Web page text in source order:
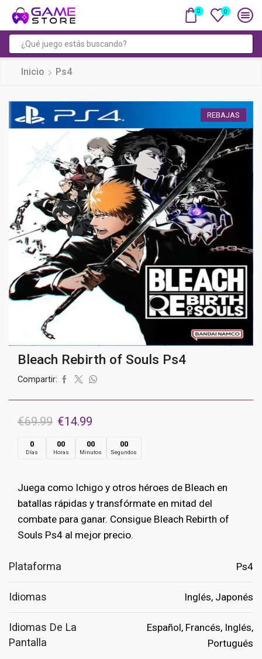
0 0
de
Inicio Ps4
REBAJAS
Bleach Rebirth of Souls Ps4
Compartir:
€69.99 El
precio
original
€69.99.
€14.99
precio
actual
€14.99.
0
Días
00
Horas
00
Minutos
00
Segundos
Juega como Ichigo y otros héroes de Bleach en
batallas rápidas y transfórmate en mitad del
combate para ganar. Consigue Bleach Rebirth of
Souls Ps4 al mejor precio.
Plataforma Ps4
Idiomas Inglés, Japonés
Idiomas De La
Pantalla
Español, Francés, Inglés,
Portugués